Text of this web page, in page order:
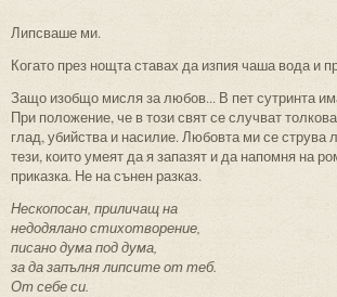
Липсваше ми.
Когато през нощта ставах да изпия чаша вода и
Защо изобщо мисля за любов... В пет сутринта
При положение, че в този свят се случват
глад, убийства и насилие. Любовта ми се струва
тези, които умеят да я запазят и да напомня на
приказка. Не на сънен разказ.
Нескопосан, приличащ на
недодялано стихотворение,
писано дума под дума,
за да запълня липсите от теб.
От себе си.